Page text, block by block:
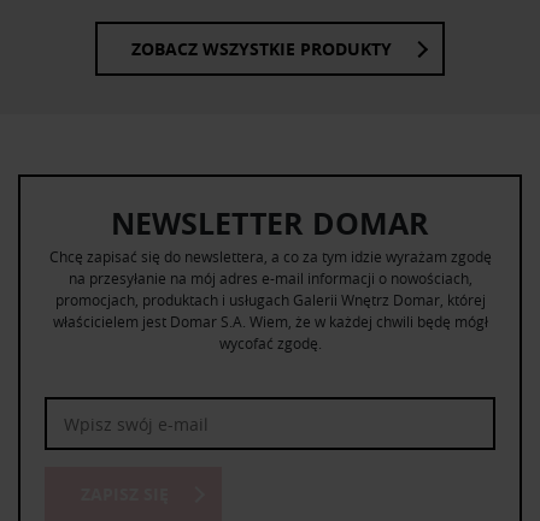
ZOBACZ WSZYSTKIE PRODUKTY
NEWSLETTER DOMAR
Chcę zapisać się do newslettera, a co za tym idzie wyrażam zgodę
na przesyłanie na mój adres e-mail informacji o nowościach,
promocjach, produktach i usługach Galerii Wnętrz Domar, której
właścicielem jest Domar S.A. Wiem, że w każdej chwili będę mógł
wycofać zgodę.